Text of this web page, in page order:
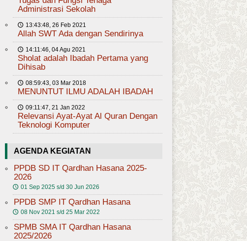
Administrasi Sekolah
🕔 13:43:48, 26 Feb 2021
Allah SWT Ada dengan Sendirinya
🕔 14:11:46, 04 Agu 2021
Sholat adalah Ibadah Pertama yang
Dihisab
🕔 08:59:43, 03 Mar 2018
MENUNTUT ILMU ADALAH IBADAH
🕔 09:11:47, 21 Jan 2022
Relevansi Ayat-Ayat Al Quran Dengan
Teknologi Komputer
AGENDA KEGIATAN
PPDB SD IT Qardhan Hasana 2025-
2026
🕔 01 Sep 2025 s/d 30 Jun 2026
PPDB SMP IT Qardhan Hasana
🕔 08 Nov 2021 s/d 25 Mar 2022
SPMB SMA IT Qardhan Hasana
2025/2026